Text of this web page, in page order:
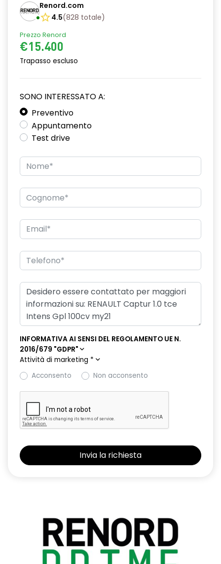
Renord.com
4.5(828 totale)
Prezzo Renord
€15.400
Trapasso escluso
SONO INTERESSATO A:
Preventivo
Appuntamento
Test drive
INFORMATIVA AI SENSI DEL REGOLAMENTO UE N.
2016/679 "GDPR"
Attività di marketing *
Acconsento
Non acconsento